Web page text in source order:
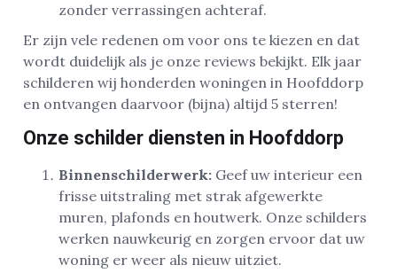
zonder verrassingen achteraf.
Er zijn vele redenen om voor ons te kiezen en dat
wordt duidelijk als je onze reviews bekijkt. Elk jaar
schilderen wij honderden woningen in Hoofddorp
en ontvangen daarvoor (bijna) altijd 5 sterren!
Onze schilder diensten in Hoofddorp
Binnenschilderwerk: Geef uw interieur een
frisse uitstraling met strak afgewerkte
muren, plafonds en houtwerk. Onze schilders
werken nauwkeurig en zorgen ervoor dat uw
woning er weer als nieuw uitziet.